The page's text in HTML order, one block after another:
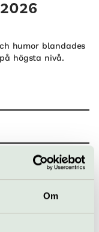
Om
humor blandades
högsta nivå.